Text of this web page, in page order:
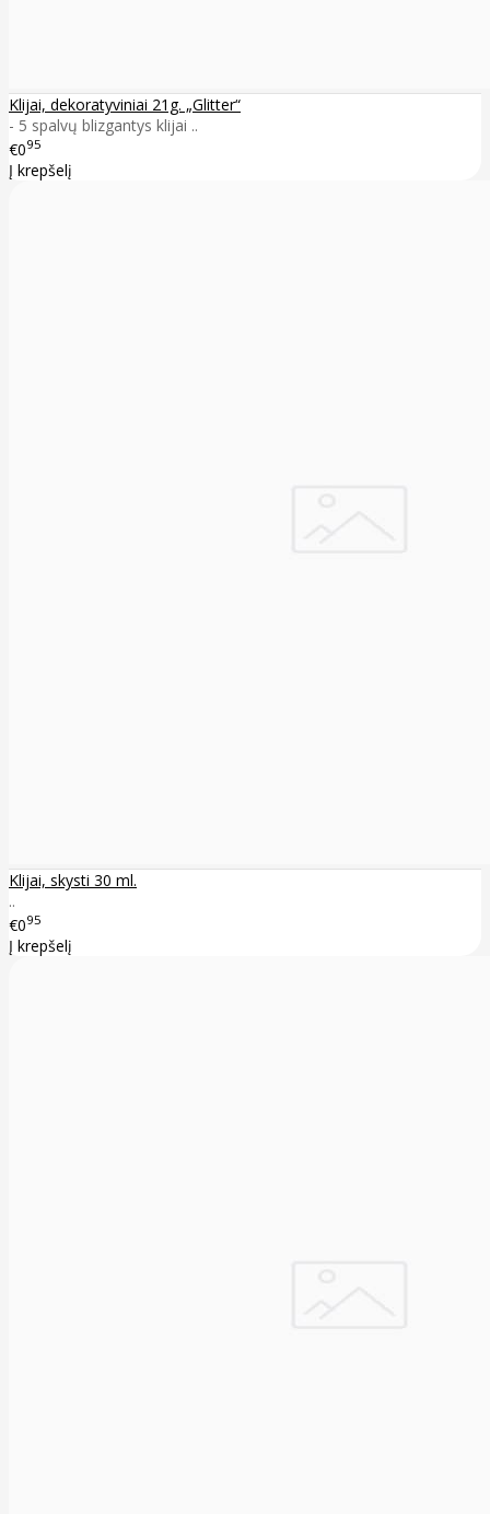
Klijai, dekoratyviniai 21g. „Glitter“
- 5 spalvų blizgantys klijai ..
€095
Į krepšelį
Klijai, skysti 30 ml.
..
€095
Į krepšelį